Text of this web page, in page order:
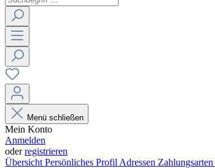
Menü schließen
Mein Konto
Anmelden
oderregistrieren
Übersicht Persönliches Profil Adressen Zahlungsarten